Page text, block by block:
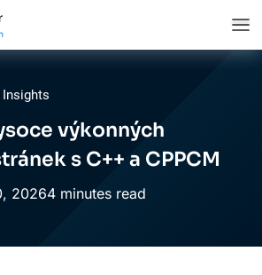
výkonných
s C++ a CPPCM
20264 minutes read